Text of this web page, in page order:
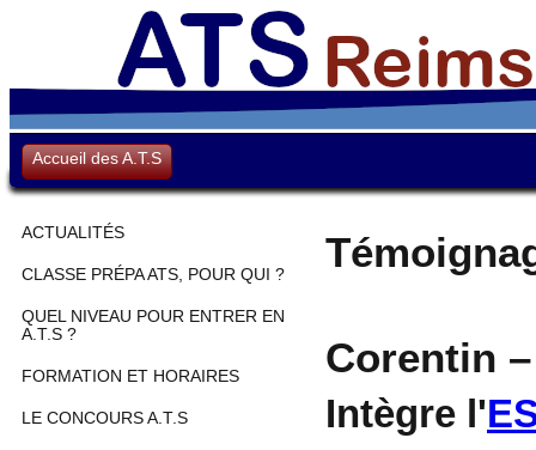
Accueil des A.T.S
ACTUALITÉS
CLASSE PRÉPA ATS, POUR QUI ?
QUEL NIVEAU POUR ENTRER EN
A.T.S ?
FORMATION ET HORAIRES
LE CONCOURS A.T.S
Corentin –
Intègre l'